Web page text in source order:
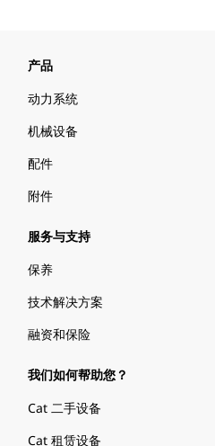
产品
动力系统
机械设备
配件
附件
服务与支持
保养
技术解决方案
融资和保险
我们如何帮助您？
Cat 二手设备
Cat 租赁设备